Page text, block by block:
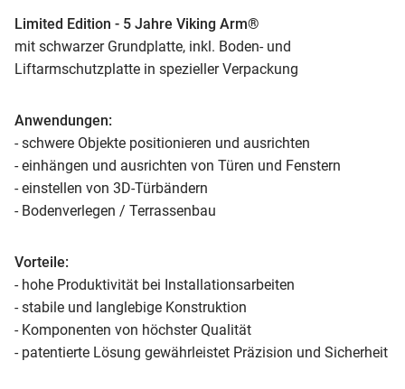
Limited Edition - 5 Jahre Viking Arm®
mit schwarzer Grundplatte, inkl. Boden- und
Liftarmschutzplatte in spezieller Verpackung
Anwendungen:
- schwere Objekte positionieren und ausrichten
- einhängen und ausrichten von Türen und Fenstern
- einstellen von 3D-Türbändern
- Bodenverlegen / Terrassenbau
Vorteile:
- hohe Produktivität bei Installationsarbeiten
- stabile und langlebige Konstruktion
- Komponenten von höchster Qualität
- patentierte Lösung gewährleistet Präzision und Sicherheit